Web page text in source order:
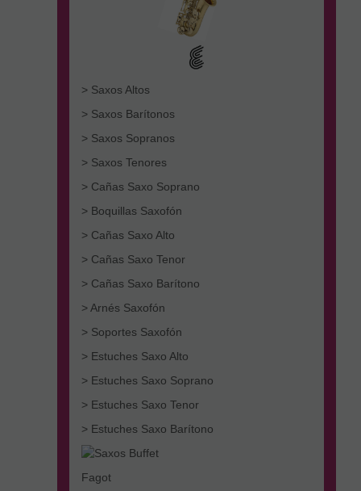
> Saxos Altos
> Saxos Barítonos
> Saxos Sopranos
> Saxos Tenores
> Cañas Saxo Soprano
> Boquillas Saxofón
> Cañas Saxo Alto
> Cañas Saxo Tenor
> Cañas Saxo Barítono
> Arnés Saxofón
> Soportes Saxofón
> Estuches Saxo Alto
> Estuches Saxo Soprano
> Estuches Saxo Tenor
> Estuches Saxo Barítono
Fagot